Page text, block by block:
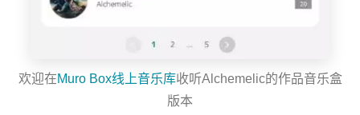
欢迎在Muro Box线上音乐库收听Alchemelic的作品音乐盒
版本